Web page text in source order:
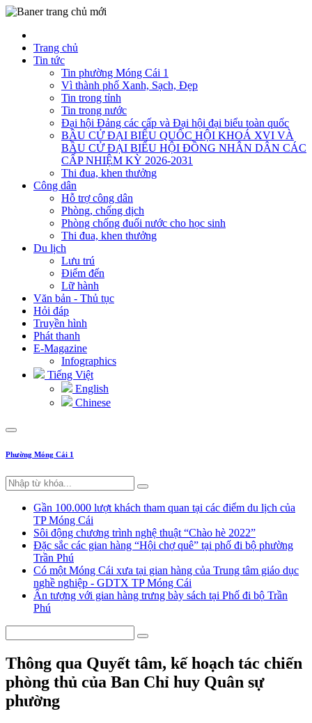
Trang chủ
Tin tức
Tin phường Móng Cái 1
Vì thành phố Xanh, Sạch, Đẹp
Tin trong tỉnh
Tin trong nước
Đại hội Đảng các cấp và Đại hội đại biểu toàn quốc
BẦU CỬ ĐẠI BIỂU QUỐC HỘI KHOÁ XVI VÀ
BẦU CỬ ĐẠI BIỂU HỘI ĐỒNG NHÂN DÂN CÁC
CẤP NHIỆM KỲ 2026-2031
Thi đua, khen thưởng
Công dân
Hỗ trợ công dân
Phòng, chống dịch
Phòng chống đuối nước cho học sinh
Thi đua, khen thưởng
Du lịch
Lưu trú
Điểm đến
Lữ hành
Văn bản - Thủ tục
Hỏi đáp
Truyền hình
Phát thanh
E-Magazine
Infographics
Tiếng Việt
English
Chinese
Phường Móng Cái 1
Gần 100.000 lượt khách tham quan tại các điểm du lịch của
TP Móng Cái
Sôi động chương trình nghệ thuật “Chào hè 2022”
Đặc sắc các gian hàng “Hội chợ quê” tại phố đi bộ phường
Trần Phú
Có một Móng Cái xưa tại gian hàng của Trung tâm giáo dục
nghề nghiệp - GDTX TP Móng Cái
Ấn tượng với gian hàng trưng bày sách tại Phố đi bộ Trần
Phú
Thông qua Quyết tâm, kế hoạch tác chiến
phòng thủ của Ban Chỉ huy Quân sự
phường